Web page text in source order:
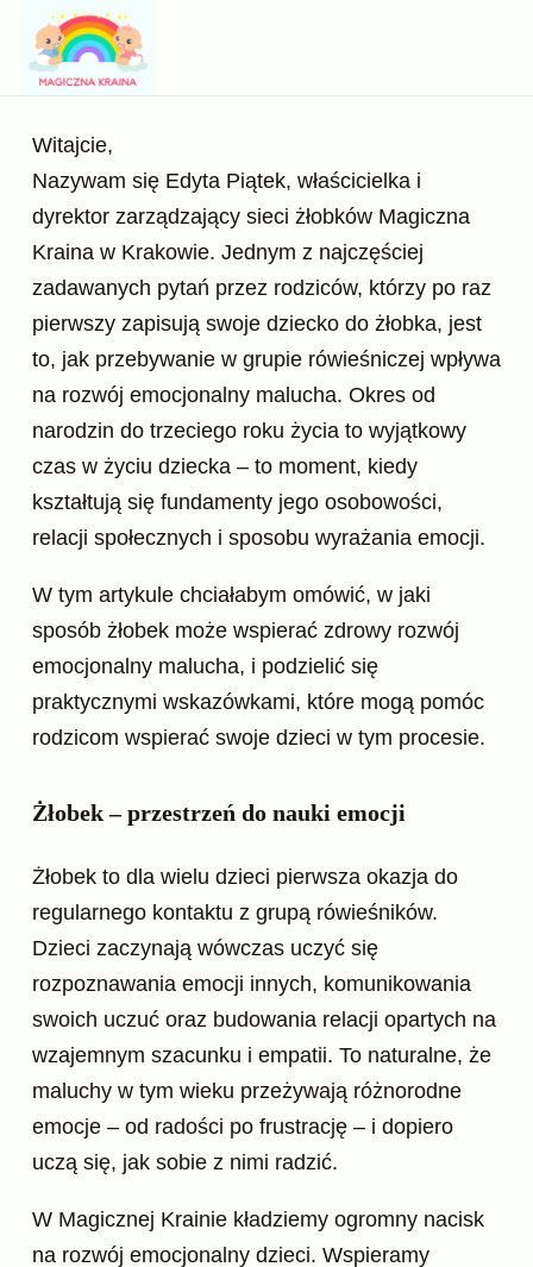
Witajcie,
Nazywam się Edyta Piątek, właścicielka i
dyrektor zarządzający sieci żłobków Magiczna
Kraina w Krakowie. Jednym z najczęściej
zadawanych pytań przez rodziców, którzy po raz
pierwszy zapisują swoje dziecko do żłobka, jest
to, jak przebywanie w grupie rówieśniczej wpływa
na rozwój emocjonalny malucha. Okres od
narodzin do trzeciego roku życia to wyjątkowy
czas w życiu dziecka – to moment, kiedy
kształtują się fundamenty jego osobowości,
relacji społecznych i sposobu wyrażania emocji.
W tym artykule chciałabym omówić, w jaki
sposób żłobek może wspierać zdrowy rozwój
emocjonalny malucha, i podzielić się
praktycznymi wskazówkami, które mogą pomóc
rodzicom wspierać swoje dzieci w tym procesie.
Żłobek – przestrzeń do nauki emocji
Żłobek to dla wielu dzieci pierwsza okazja do
regularnego kontaktu z grupą rówieśników.
Dzieci zaczynają wówczas uczyć się
rozpoznawania emocji innych, komunikowania
swoich uczuć oraz budowania relacji opartych na
wzajemnym szacunku i empatii. To naturalne, że
maluchy w tym wieku przeżywają różnorodne
emocje – od radości po frustrację – i dopiero
uczą się, jak sobie z nimi radzić.
W Magicznej Krainie kładziemy ogromny nacisk
na rozwój emocjonalny dzieci. Wspieramy